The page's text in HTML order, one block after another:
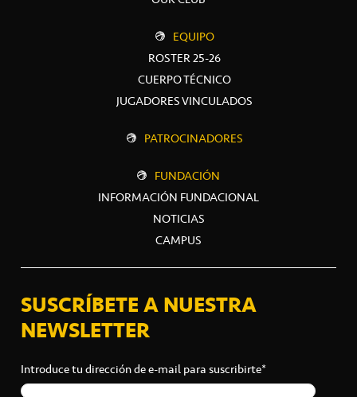
EQUIPO
ROSTER 25-26
CUERPO TÉCNICO
JUGADORES VINCULADOS
PATROCINADORES
FUNDACIÓN
INFORMACIÓN FUNDACIONAL
NOTICIAS
CAMPUS
SUSCRÍBETE A NUESTRA
NEWSLETTER
Introduce tu dirección de e-mail para suscribirte*